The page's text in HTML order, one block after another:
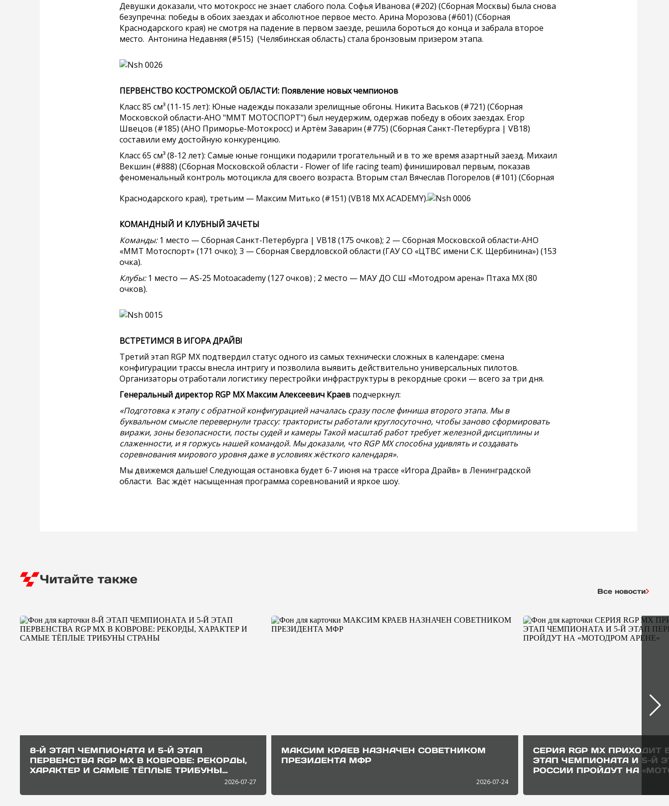
Девушки доказали, что мотокросс не знает слабого пола. Софья Иванова (#202) (Сборная Москвы) была снова
безупречна: победы в обоих заездах и абсолютное первое место. Арина Морозова (#601) (Сборная
Краснодарского края) не смотря на падение в первом заезде, решила бороться до конца и забрала второе
место. Антонина Недавняя (#515) (Челябинская область) стала бронзовым призером этапа.
ПЕРВЕНСТВО КОСТРОМСКОЙ ОБЛАСТИ: Появление новых чемпионов
Класс 85 см³ (11-15 лет): Юные надежды показали зрелищные обгоны. Никита Васьков (#721) (Сборная
Московской области-АНО "ММТ МОТОСПОРТ") был неудержим, одержав победу в обоих заездах. Егор
Швецов (#185) (АНО Приморье-Мотокросс) и Артём Заварин (#775) (Сборная Санкт-Петербурга | VB18)
составили ему достойную конкуренцию.
Класс 65 см³ (8-12 лет): Самые юные гонщики подарили трогательный и в то же время азартный заезд. Михаил
Векшин (#888) (Сборная Московской области - Flower of life racing team) финишировал первым, показав
феноменальный контроль мотоцикла для своего возраста. Вторым стал Вячеслав Погорелов (#101) (Сборная
Краснодарского края), третьим — Максим Митько (#151) (VB18 MX ACADEMY).
КОМАНДНЫЙ И КЛУБНЫЙ ЗАЧЕТЫ
Команды:1 место — Сборная Санкт-Петербурга | VB18 (175 очков); 2 — Сборная Московской области-АНО
«ММТ Мотоспорт» (171 очко); 3 — Сборная Свердловской области (ГАУ СО «ЦТВС имени С.К. Щербинина») (153
очка).
Клубы: 1 место — AS-25 Motoacademy (127 очков) ; 2 место — МАУ ДО СШ «Мотодром арена» Птаха МХ (80
очков).
ВСТРЕТИМСЯ В ИГОРА ДРАЙВ!
Третий этап RGP MX подтвердил статус одного из самых технически сложных в календаре: смена
конфигурации трассы внесла интригу и позволила выявить действительно универсальных пилотов.
Организаторы отработали логистику перестройки инфраструктуры в рекордные сроки — всего за три дня.
Генеральный директор RGP MX Максим Алексеевич Краев подчеркнул:
«Подготовка к этапу с обратной конфигурацией началась сразу после финиша второго этапа. Мы в
буквальном смысле перевернули трассу: трактористы работали круглосуточно, чтобы заново сформировать
виражи, зоны безопасности, посты судей и камеры Такой масштаб работ требует железной дисциплины и
слаженности, и я горжусь нашей командой. Мы доказали, что RGP MX способна удивлять и создавать
соревнования мирового уровня даже в условиях жёсткого календаря».
Мы движемся дальше! Следующая остановка будет 6-7 июня на трассе «Игора Драйв» в Ленинградской
области. Вас ждёт насыщенная программа соревнований и яркое шоу.
Читайте также
Все новости
8-Й ЭТАП ЧЕМПИОНАТА И 5-Й ЭТАП
ПЕРВЕНСТВА RGP MX В КОВРОВЕ: РЕКОРДЫ,
ХАРАКТЕР И САМЫЕ ТЁПЛЫЕ ТРИБУНЫ
2026-07-27
МАКСИМ КРАЕВ НАЗНАЧЕН СОВЕТНИКОМ
ПРЕЗИДЕНТА МФР
2026-07-24
СЕРИЯ RGP MX ПРИХОДИТ
ЭТАП ЧЕМПИОНАТА И 5-Й
РОССИИ ПРОЙДУТ НА